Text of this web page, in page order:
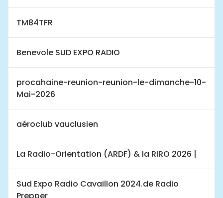
TM84TFR
Benevole SUD EXPO RADIO
procahaine-reunion-reunion-le-dimanche-10-
Mai-2026
aéroclub vauclusien
La Radio-Orientation (ARDF) & la RIRO 2026 |
Sud Expo Radio Cavaillon 2024.de Radio
Prepper